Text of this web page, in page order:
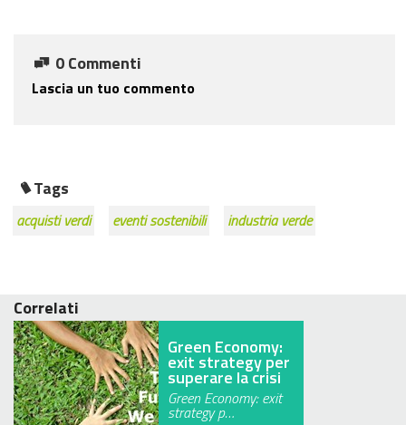
0 Commenti
Lascia un tuo commento
Tags
acquisti verdi eventi sostenibili industria verde
Correlati
Green Economy:
exit strategy per
superare la crisi
Green Economy: exit
strategy p…